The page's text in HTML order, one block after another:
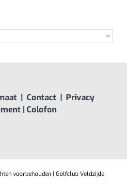
| Contact| Privacy
| Colofon
voorbehouden | Golfclub Veldzijde